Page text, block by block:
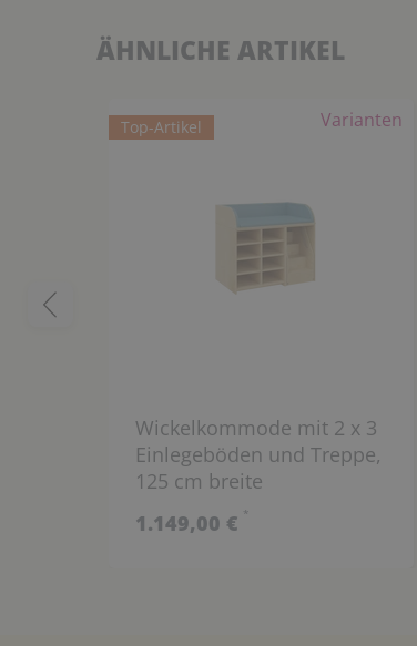
ÄHNLICHE ARTIKEL
Varianten
Top-Artikel
Wickelkommode mit 2 x 3
Einlegeböden und Treppe,
125 cm breite
1.149,00 € *